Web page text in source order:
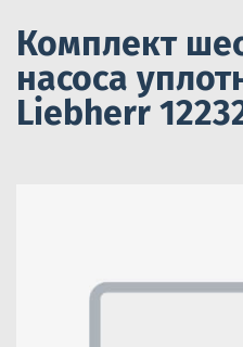
Комплект
насоса
Liebherr